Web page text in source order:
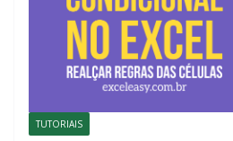
TUTORIAIS